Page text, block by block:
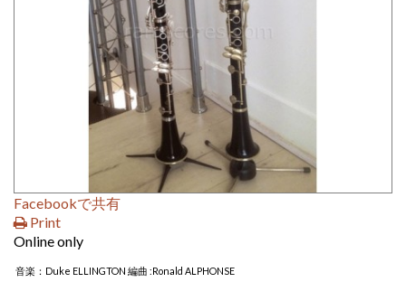
Facebookで共有
Print
Online only
音楽：Duke ELLINGTON 編曲 :Ronald ALPHONSE